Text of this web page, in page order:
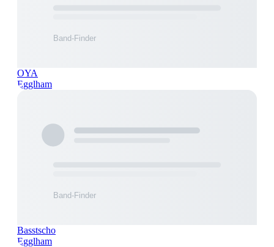
OYA
Egglham
Basstscho
Egglham